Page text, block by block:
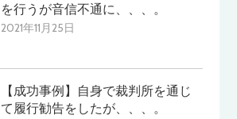
を行うが音信不通に、、、。
2021年11月25日
【成功事例】自身で裁判所を通じ
て履行勧告をしたが、、、。